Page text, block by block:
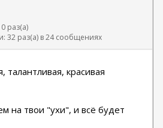
раз(а)
32 раз(а) в 24 сообщениях
красивая
на твои "ухи", и всё будет